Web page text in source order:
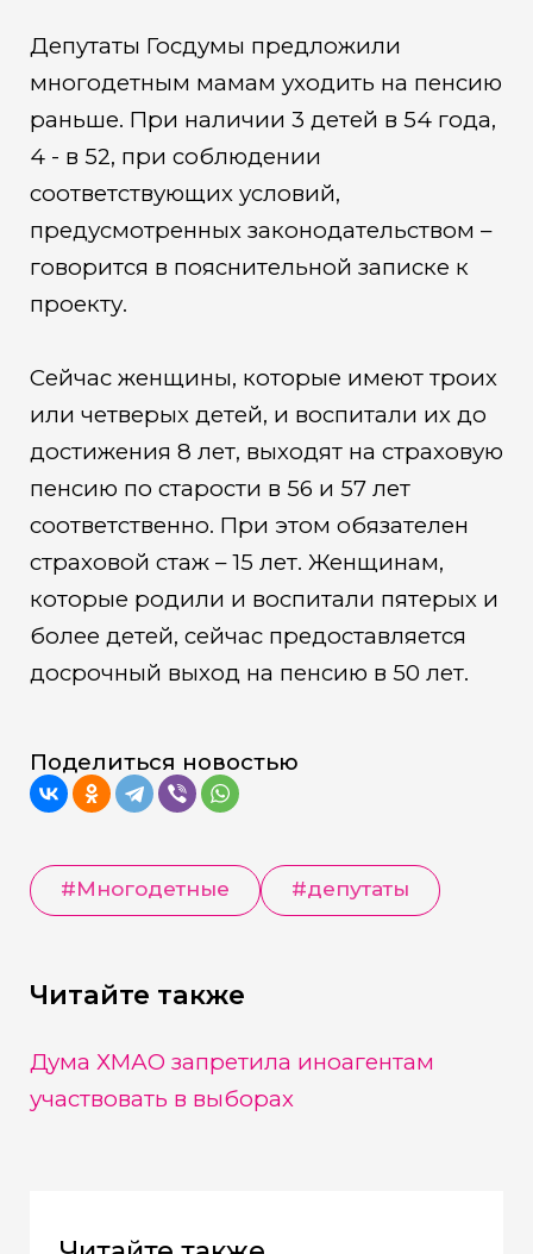
Депутаты Госдумы предложили
многодетным мамам уходить на пенсию
раньше. При наличии 3 детей в 54 года,
4 - в 52, при соблюдении
соответствующих условий,
предусмотренных законодательством –
говорится в пояснительной записке к
проекту.
Сейчас женщины, которые имеют троих
или четверых детей, и воспитали их до
достижения 8 лет, выходят на страховую
пенсию по старости в 56 и 57 лет
соответственно. При этом обязателен
страховой стаж – 15 лет. Женщинам,
которые родили и воспитали пятерых и
более детей, сейчас предоставляется
досрочный выход на пенсию в 50 лет.
Поделиться новостью
#Многодетные #депутаты
Читайте также
Дума ХМАО запретила иноагентам
участвовать в выборах